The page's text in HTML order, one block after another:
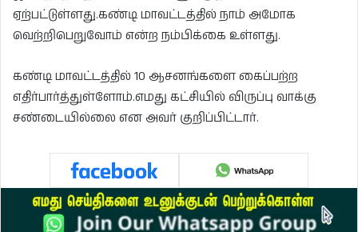
ஏற்பட்டுள்ளது.கண்டி மாவட்டத்தில் நாம் அமோக
வெற்றிபெறுவோம் என்ற நம்பிக்கை உள்ளது.
கண்டி மாவட்டத்தில் 10 ஆசனங்களை கைப்பற்ற
எதிர்பார்த்துள்ளோம்.எமது கட்சியில் விருப்பு வாக்கு
சண்டையில்லை என அவர் குறிப்பிட்டார்.